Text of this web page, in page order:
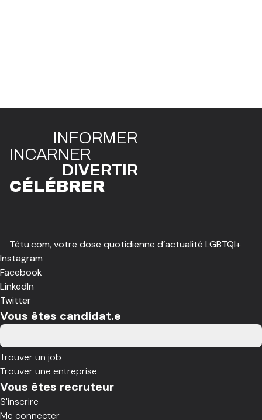
INFORMER
INCARNER
DIVERTIR
CÉLÉBRER
Têtu.com, votre dose quotidienne d’actualité LGBTQI+
Instagram
Facebook
LinkedIn
Twitter
Vous êtes candidat.e
Trouver un job
Trouver une entreprise
Vous êtes recruteur
S'inscrire
Me connecter